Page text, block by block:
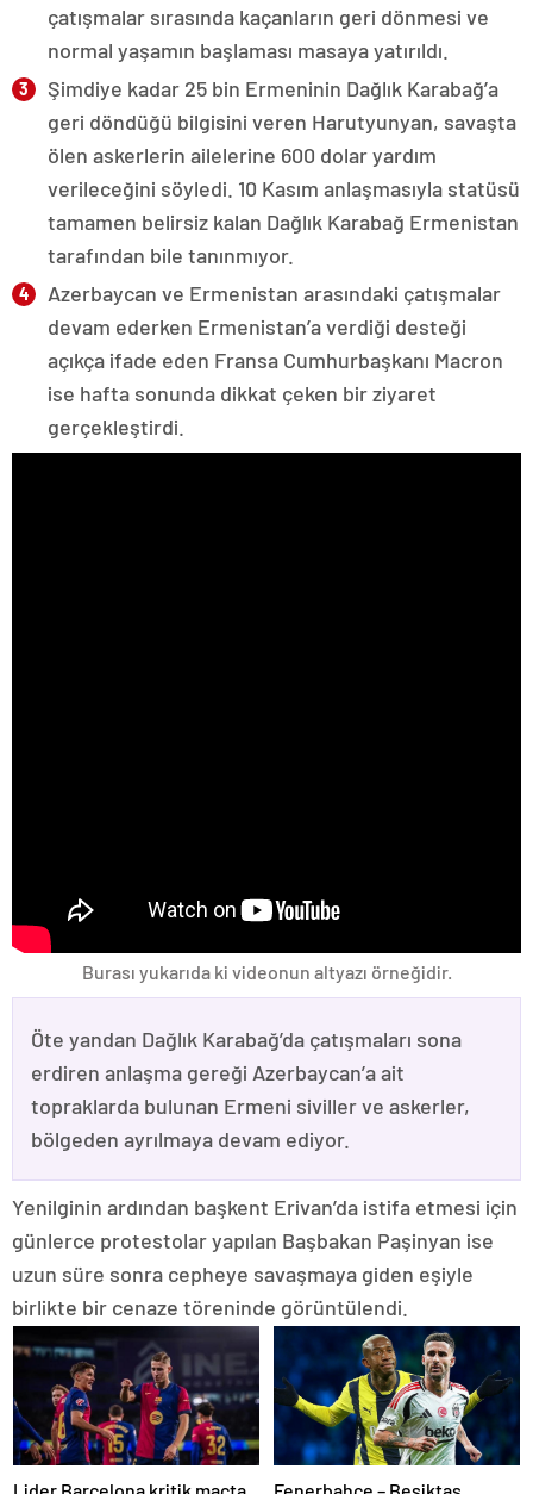
çatışmalar sırasında kaçanların geri dönmesi ve
normal yaşamın başlaması masaya yatırıldı.
Şimdiye kadar 25 bin Ermeninin Dağlık Karabağ’a
geri döndüğü bilgisini veren Harutyunyan, savaşta
ölen askerlerin ailelerine 600 dolar yardım
verileceğini söyledi. 10 Kasım anlaşmasıyla statüsü
tamamen belirsiz kalan Dağlık Karabağ Ermenistan
tarafından bile tanınmıyor.
Azerbaycan ve Ermenistan arasındaki çatışmalar
devam ederken Ermenistan’a verdiği desteği
açıkça ifade eden Fransa Cumhurbaşkanı Macron
ise hafta sonunda dikkat çeken bir ziyaret
gerçekleştirdi.
Burası yukarıda ki videonun altyazı örneğidir.
Öte yandan Dağlık Karabağ’da çatışmaları sona
erdiren anlaşma gereği Azerbaycan’a ait
topraklarda bulunan Ermeni siviller ve askerler,
bölgeden ayrılmaya devam ediyor.
Yenilginin ardından başkent Erivan’da istifa etmesi için
günlerce protestolar yapılan Başbakan Paşinyan ise
uzun süre sonra cepheye savaşmaya giden eşiyle
birlikte bir cenaze töreninde görüntülendi.
Lider Barcelona kritik maçta
Fenerbahçe – Beşiktaş